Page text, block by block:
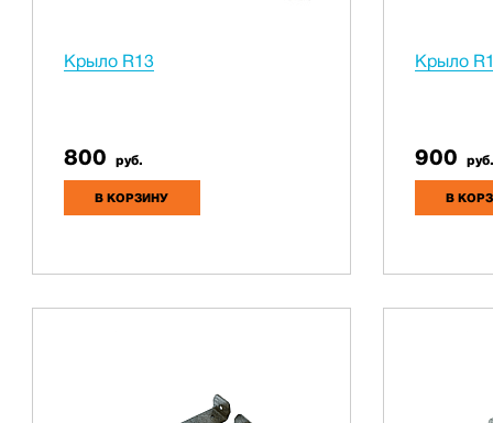
Крыло R13
800 руб.
В КОРЗИНУ
Крыло
900 руб.
В